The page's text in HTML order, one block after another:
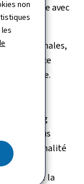
non
avec
communales,
un service
nationale.
plus
fonctionnalité
faveur de la